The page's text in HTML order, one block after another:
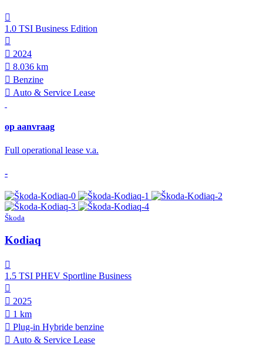
1.0 TSI Business Edition
2024
8.036 km
Benzine
Auto & Service Lease
op aanvraag
Full operational lease v.a.
-
Škoda
Kodiaq
1.5 TSI PHEV Sportline Business
2025
1 km
Plug-in Hybride benzine
Auto & Service Lease